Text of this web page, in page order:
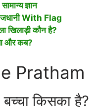
ज्ञान
With Flag
खिलाड़ी कौन है?
और कब?
Pratham
बच्चा किसका है?